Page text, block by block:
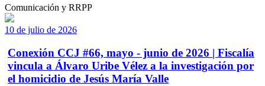
Comunicación y RRPP
10 de julio de 2026
Conexión CCJ #66, mayo - junio de 2026 | Fiscalía
vincula a Álvaro Uribe Vélez a la investigación por
el homicidio de Jesús María Valle